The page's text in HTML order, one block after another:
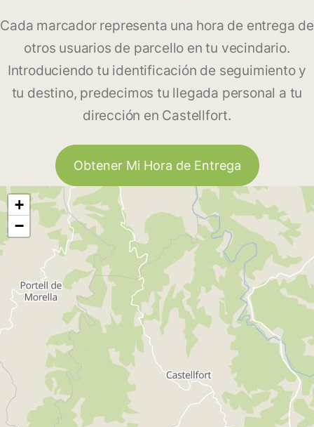
Cada marcador representa una hora de entrega de
otros usuarios de parcello en tu vecindario.
Introduciendo tu identificación de seguimiento y
tu destino, predecimos tu llegada personal a tu
dirección en Castellfort.
Obtener Mi Hora de Entrega
+
−